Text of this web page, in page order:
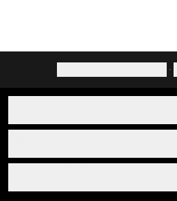
·
Chi siamo
Istruzioni di posa e montaggio